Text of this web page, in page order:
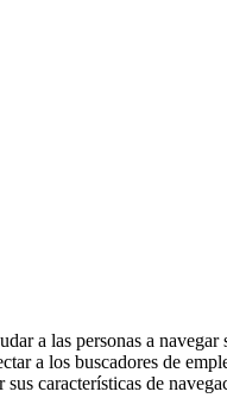
a las personas a navegar
a los buscadores de
características de